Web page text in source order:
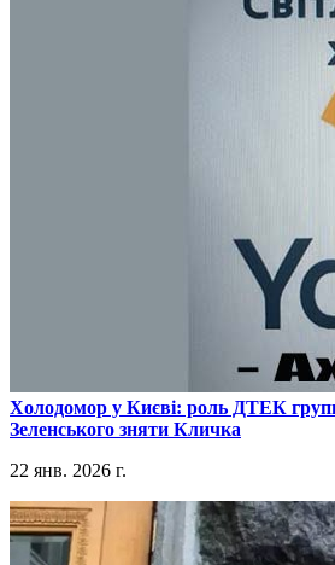
​Холодомор у Києві: роль ДТЕК
Зеленського зняти Кличка
22 янв. 2026 г.